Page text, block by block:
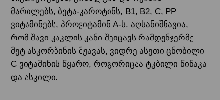
მარილებს, ბეტა-კაროტინს, В1, В2, С, PP
ვიტამინებს, პროვიტამინ А-ს. აღსანიშნავია,
რომ შავი კაკლის კანი შეიცავს რამდენჯერმე
მეტ ასკორბინის მჟავას, ვიდრე ასეთი ცნობილი
C ვიტამინის წყარო, როგორიცაა ტკბილი წიწაკა
და ასკილი.